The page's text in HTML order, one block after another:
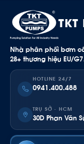
TKT
Nhà phân phối bơm
28+ thương hiệu EU/G7.
HOTLINE 24/7
0941.400.488
TRỤ SỞ · HCM
30D Phan Văn